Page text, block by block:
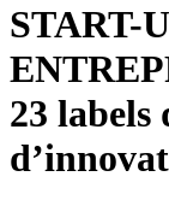
START-
23 labels